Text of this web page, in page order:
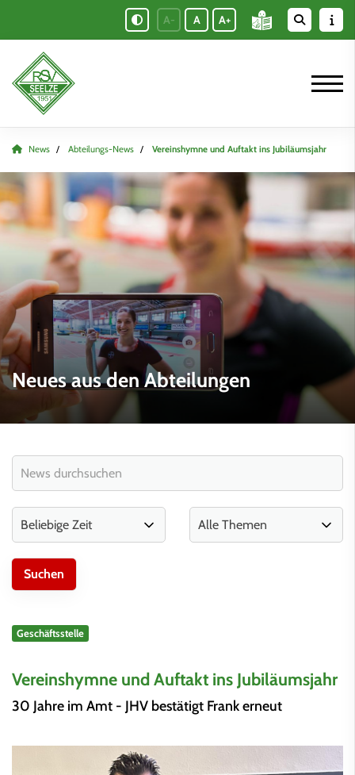
A- A A+
News Abteilungs-News Vereinshymne und Auftakt ins Jubiläumsjahr
Neues aus den Abteilungen
Geschäftsstelle
Vereinshymne und Auftakt ins Jubiläumsjahr
30 Jahre im Amt - JHV bestätigt Frank erneut